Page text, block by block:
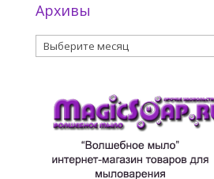
Архивы
Архивы